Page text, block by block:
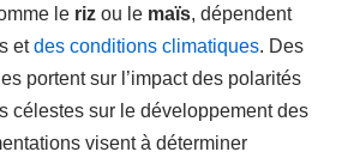
le riz ou le maïs, dépendent
etdes conditions climatiques. Des
portent sur l’impact des polarités
célestes sur le développement des
visent à déterminer